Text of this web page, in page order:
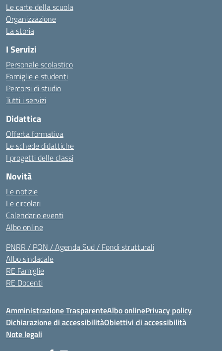
Le carte della scuola
Organizzazione
La storia
I Servizi
Personale scolastico
Famiglie e studenti
Percorsi di studio
Tutti i servizi
Didattica
Offerta formativa
Le schede didattiche
I progetti delle classi
Novità
Le notizie
Le circolari
Calendario eventi
Albo online
PNRR / PON / Agenda Sud / Fondi strutturali
Albo sindacale
RE Famiglie
RE Docenti
Amministrazione TrasparenteAlbo onlinePrivacy policy
Dichiarazione di accessibilitàObiettivi di accessibilità
Note legali